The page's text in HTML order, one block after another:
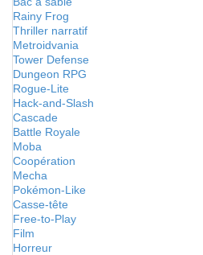
Rainy Frog
Thriller narratif
Metroidvania
Tower Defense
Dungeon RPG
Rogue-Lite
Hack-and-Slash
Cascade
Battle Royale
Moba
Coopération
Mecha
Pokémon-Like
Casse-tête
Free-to-Play
Film
Horreur